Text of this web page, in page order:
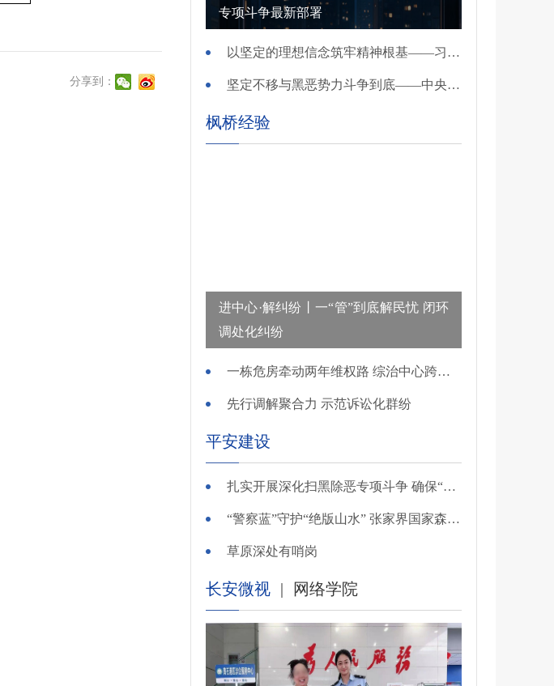
分享到：
专项斗争最新部署
以坚定的理想信念筑牢精神根基——习近平党建思想理论品格系列述评之一
坚定不移与黑恶势力斗争到底——中央政法委负责同志就开展深化扫黑除恶专项斗争有关问题答记者问
枫桥经验
进中心·解纠纷丨一“管”到底解民忧 闭环
调处化纠纷
一栋危房牵动两年维权路 综治中心跨省寻鉴解民忧
先行调解聚合力 示范诉讼化群纷
平安建设
扎实开展深化扫黑除恶专项斗争 确保“全年全域平平安安、平平稳稳”——广东召开全省扫黑除恶专项斗争视频
“警察蓝”守护“绝版山水” 张家界国家森林公园景区派出所深化“生态警务”建设
草原深处有哨岗
长安微视 | 网络学院